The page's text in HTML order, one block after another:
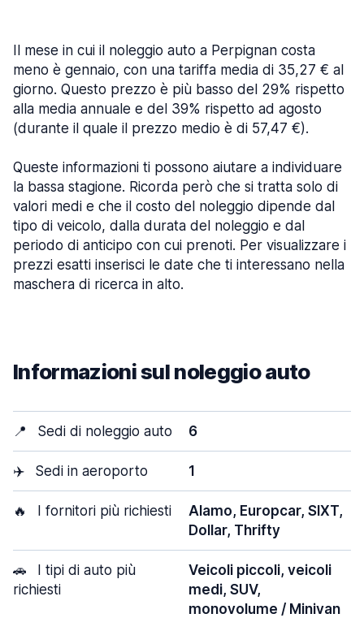
Il mese in cui il noleggio auto a Perpignan costa
meno è gennaio, con una tariffa media di 35,27 € al
giorno. Questo prezzo è più basso del 29% rispetto
alla media annuale e del 39% rispetto ad agosto
(durante il quale il prezzo medio è di 57,47 €).
Queste informazioni ti possono aiutare a individuare
la bassa stagione. Ricorda però che si tratta solo di
valori medi e che il costo del noleggio dipende dal
tipo di veicolo, dalla durata del noleggio e dal
periodo di anticipo con cui prenoti. Per visualizzare i
prezzi esatti inserisci le date che ti interessano nella
maschera di ricerca in alto.
Informazioni sul noleggio auto
📍 Sedi di noleggio auto 6
✈️ Sedi in aeroporto 1
🔥 I fornitori più richiesti
Alamo, Europcar, SIXT,
Dollar, Thrifty
🚗
I tipi di auto più
richiesti
Veicoli piccoli, veicoli
medi, SUV,
monovolume / Minivan